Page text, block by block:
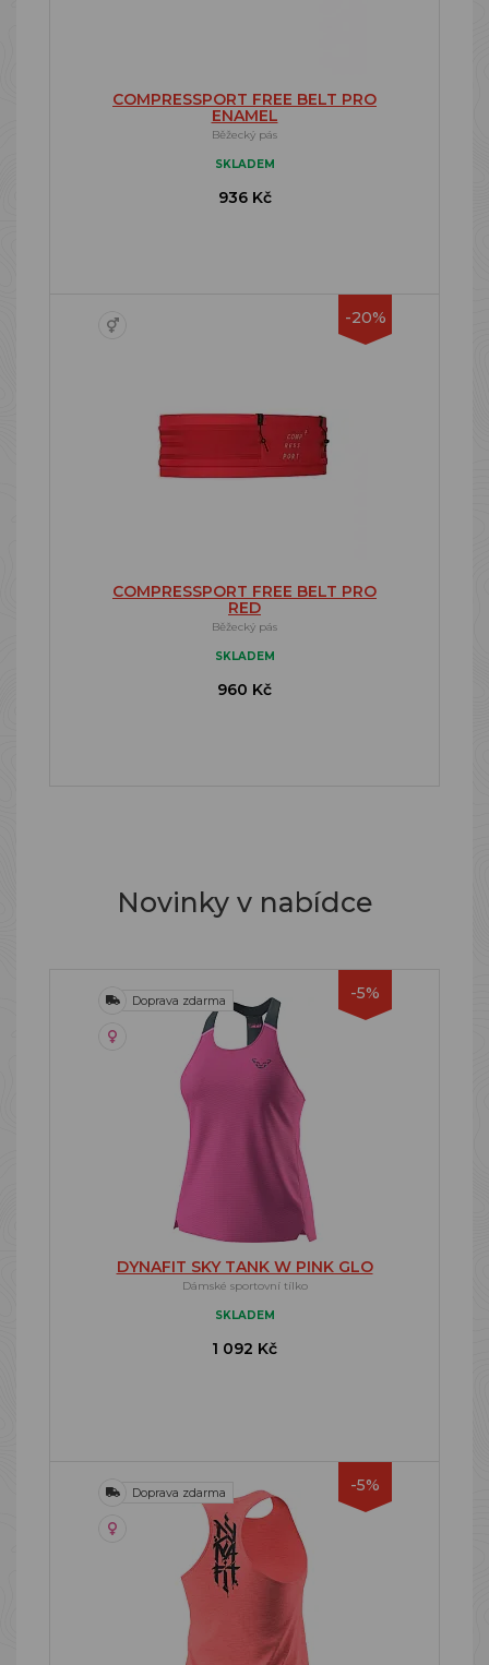
COMPRESSPORT FREE BELT PRO
ENAMEL
Běžecký pás
SKLADEM
936 Kč
-20%
COMPRESSPORT FREE BELT PRO
RED
Běžecký pás
SKLADEM
960 Kč
Novinky v nabídce
-5%
Doprava zdarma
DYNAFIT SKY TANK W PINK GLO
Dámské sportovní tílko
SKLADEM
1 092 Kč
-5%
Doprava zdarma